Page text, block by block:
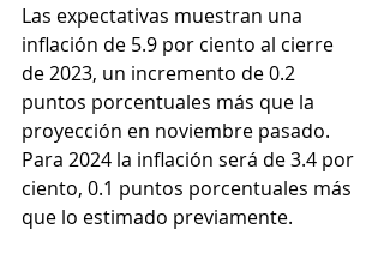
Las expectativas muestran una
inflación de 5.9 por ciento al cierre
de 2023, un incremento de 0.2
puntos porcentuales más que la
proyección en noviembre pasado.
Para 2024 la inflación será de 3.4 por
ciento, 0.1 puntos porcentuales más
que lo estimado previamente.